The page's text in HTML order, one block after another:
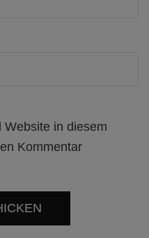
Website in diesem
Kommentar